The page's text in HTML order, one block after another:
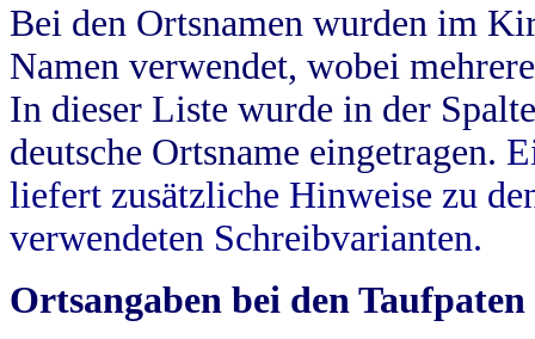
Bei den Ortsnamen wurden im
Namen verwendet, wobei
In dieser Liste wurde in der
deutsche Ortsname eingetragen.
liefert zusätzliche Hinweise zu
verwendeten Schreibvarianten.
Ortsangaben bei den Taufpaten